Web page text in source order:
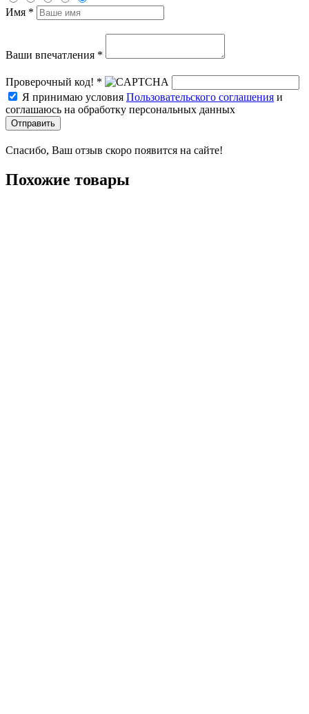
Имя *
Ваши впечатления *
Проверочный код! *
Я принимаю условия Пользовательского соглашения и
соглашаюсь на обработку персональных данных
Отправить
Спасибо, Ваш отзыв скоро появится на сайте!
Похожие товары